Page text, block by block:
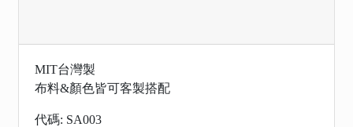
MIT台灣製
布料&顏色皆可客製搭配
代碼: SA003